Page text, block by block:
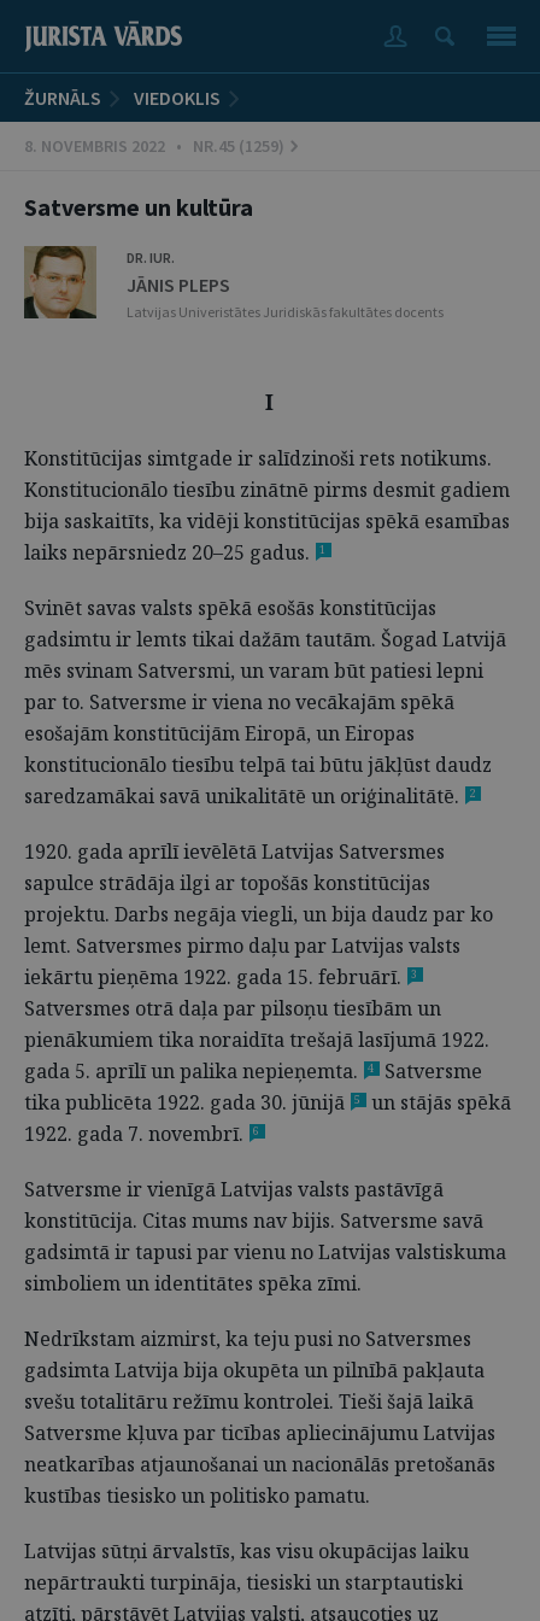
ŽURNĀLS VIEDOKLIS
8. NOVEMBRIS 2022 • NR.45 (1259)
Satversme un kultūra
DR. IUR.
JĀNIS PLEPS
Latvijas Univeristātes Juridiskās fakultātes docents
I
Konstitūcijas simtgade ir salīdzinoši rets notikums.
Konstitucionālo tiesību zinātnē pirms desmit gadiem
bija saskaitīts, ka vidēji konstitūcijas spēkā esamības
laiks nepārsniedz 20–25 gadus.
1
Svinēt savas valsts spēkā esošās konstitūcijas
gadsimtu ir lemts tikai dažām tautām. Šogad Latvijā
mēs svinam Satversmi, un varam būt patiesi lepni
par to. Satversme ir viena no vecākajām spēkā
esošajām konstitūcijām Eiropā, un Eiropas
konstitucionālo tiesību telpā tai būtu jākļūst daudz
saredzamākai savā unikalitātē un oriģinalitātē.
2
1920. gada aprīlī ievēlētā Latvijas Satversmes
sapulce strādāja ilgi ar topošās konstitūcijas
projektu. Darbs negāja viegli, un bija daudz par ko
lemt. Satversmes pirmo daļu par Latvijas valsts
iekārtu pieņēma 1922. gada 15. februārī.
3
Satversmes otrā daļa par pilsoņu tiesībām un
pienākumiem tika noraidīta trešajā lasījumā 1922.
gada 5. aprīlī un palika nepieņemta.
4
Satversme
tika publicēta 1922. gada 30. jūnijā
5
un stājās spēkā
1922. gada 7. novembrī.
6
Satversme ir vienīgā Latvijas valsts pastāvīgā
konstitūcija. Citas mums nav bijis. Satversme savā
gadsimtā ir tapusi par vienu no Latvijas valstiskuma
simboliem un identitātes spēka zīmi.
Nedrīkstam aizmirst, ka teju pusi no Satversmes
gadsimta Latvija bija okupēta un pilnībā pakļauta
svešu totalitāru režīmu kontrolei. Tieši šajā laikā
Satversme kļuva par ticības apliecinājumu Latvijas
neatkarības atjaunošanai un nacionālās pretošanās
kustības tiesisko un politisko pamatu.
Latvijas sūtņi ārvalstīs, kas visu okupācijas laiku
nepārtraukti turpināja, tiesiski un starptautiski
atzīti, pārstāvēt Latvijas valsti, atsaucoties uz